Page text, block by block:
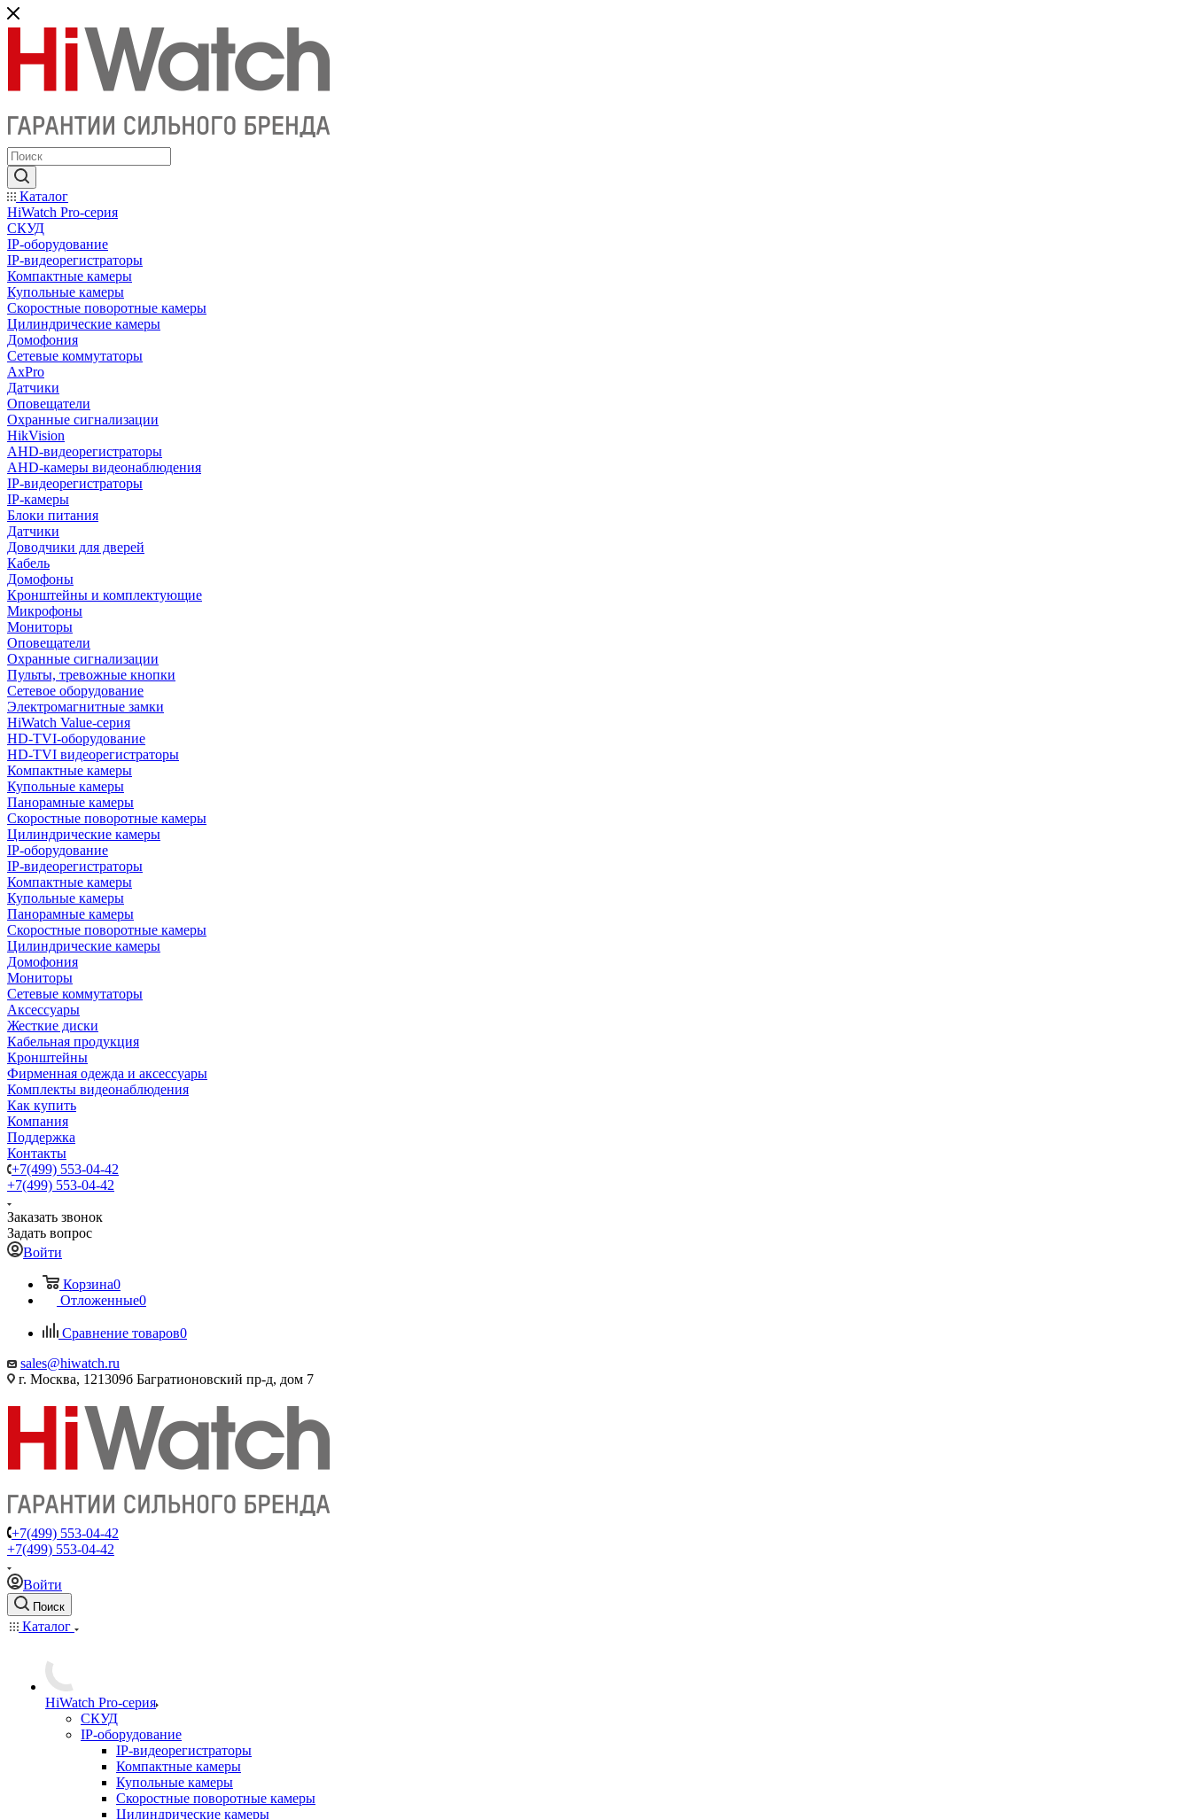
Каталог
HiWatch Pro-серия
CКУД
IP-оборудование
IP-видеорегистраторы
Компактные камеры
Купольные камеры
Скоростные поворотные камеры
Цилиндрические камеры
Домофония
Сетевые коммутаторы
AxPro
Датчики
Оповещатели
Охранные сигнализации
HikVision
AHD-видеорегистраторы
AHD-камеры видеонаблюдения
IP-видеорегистраторы
IP-камеры
Блоки питания
Датчики
Доводчики для дверей
Кабель
Домофоны
Кронштейны и комплектующие
Микрофоны
Мониторы
Оповещатели
Охранные сигнализации
Пульты, тревожные кнопки
Сетевое оборудование
Электромагнитные замки
HiWatch Value-серия
HD-TVI-оборудование
HD-TVI видеорегистраторы
Компактные камеры
Купольные камеры
Панорамные камеры
Скоростные поворотные камеры
Цилиндрические камеры
IP-оборудование
IP-видеорегистраторы
Компактные камеры
Купольные камеры
Панорамные камеры
Скоростные поворотные камеры
Цилиндрические камеры
Домофония
Мониторы
Сетевые коммутаторы
Аксессуары
Жесткие диски
Кабельная продукция
Кронштейны
Фирменная одежда и аксессуары
Комплекты видеонаблюдения
Как купить
Компания
Поддержка
Контакты
+7(499) 553-04-42
+7(499) 553-04-42
Заказать звонок
Задать вопрос
Войти
Корзина0
Отложенные0
Сравнение товаров0
sales@hiwatch.ru
г. Москва, 121309б Багратионовский пр-д, дом 7
+7(499) 553-04-42
+7(499) 553-04-42
Войти
Поиск
Каталог
HiWatch Pro-серия
CКУД
IP-оборудование
IP-видеорегистраторы
Компактные камеры
Купольные камеры
Скоростные поворотные камеры
Цилиндрические камеры